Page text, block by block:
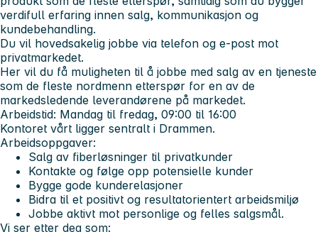
verdifull erfaring innen salg, kommunikasjon og
kundebehandling.
Du vil hovedsakelig jobbe via telefon og e-post mot
privatmarkedet.
Her vil du få muligheten til å jobbe med salg av en tjeneste
som de fleste nordmenn etterspør for en av de
markedsledende leverandørene på markedet.
Arbeidstid: Mandag til fredag, 09:00 til 16:00
Kontoret vårt ligger sentralt i Drammen.
Arbeidsoppgaver:
Salg av fiberløsninger til privatkunder
Kontakte og følge opp potensielle kunder
Bygge gode kunderelasjoner
Bidra til et positivt og resultatorientert arbeidsmiljø
Jobbe aktivt mot personlige og felles salgsmål.
Vi ser etter deg som: